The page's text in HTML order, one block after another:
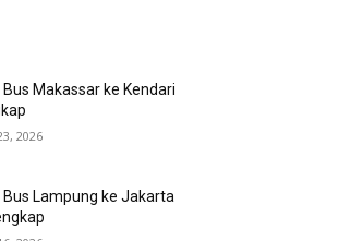
Bus Makassar ke Kendari
2026
Bus Lampung ke Jakarta